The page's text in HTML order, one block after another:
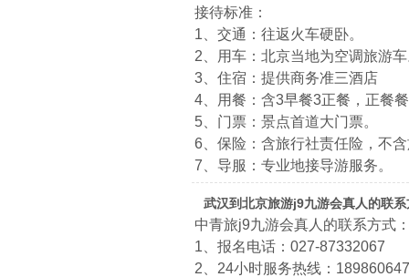
接待标准：
1、交通：往返火车硬卧。
2、用车：北京当地为空调旅游
3、住宿：提供商务准三酒店
4、用餐：含3早餐3正餐，正餐
5、门票：景点首道大门票。
6、保险：含旅行社责任险，不
7、导服：专业地接导游服务。
武汉到北京旅游j9九游会真人的联
中青旅j9九游会真人的联系方式
1、报名电话：027-87332067
2、24小时服务热线：